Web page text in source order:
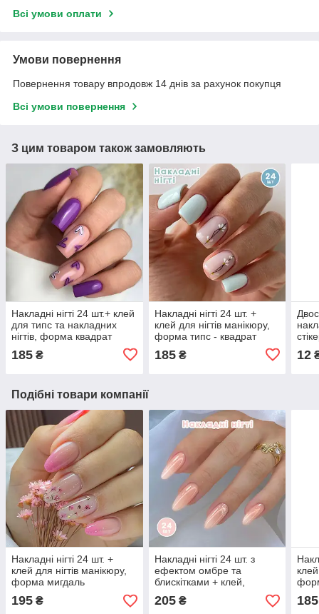
Всі умови оплати
Умови повернення
Повернення товару впродовж 14 днів за рахунок покупця
Всі умови повернення
З цим товаром також замовляють
Накладні нігті 24 шт.+ клей
для типс та накладних
нігтів, форма квадрат
185 ₴
Накладні нігті 24 шт. +
клей для нігтів манікюру,
форма типс - квадрат
185₴ 12
Подібні товари компанії
Накладні нігті 24 шт. +
клей для нігтів манікюру,
форма мигдаль
195 ₴
Накладні нігті 24 шт. з
ефектом омбре та
блискітками + клей,
форма мигдаль для
манікюру (01907)
205₴ 185